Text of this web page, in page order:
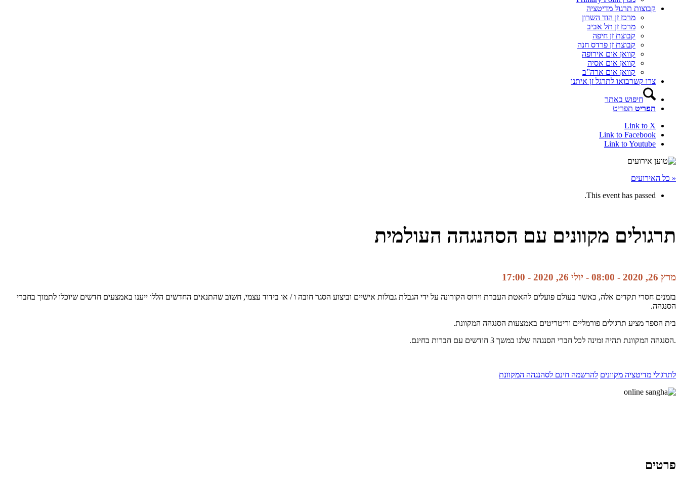
קבוצות תרגול מדיטציה
מרכז זן הוד השרון
מרכז זן תל אביב
קבוצת זן חיפה
קבוצת זן פרדס חנה
קוואן אום אירופה
קוואן אום אסיה
קוואן אום ארה”ב
צרו קשרבואו לתרגל זן איתנו
חיפוש באתר
תפריט תפריט
Link to X
Link to Facebook
Link to Youtube
« כל האירועים
This event has passed.
תרגולים מקוונים עם הסהנגהה העולמית
מרץ 26, 2020 - 08:00 - יולי 26, 2020 - 17:00
בזמנים חסרי תקדים אלה, כאשר בעולם פועלים להאטת העברת וירוס הקורונה על ידי הגבלת גבולות אישיים וביצוע הסגר חובה ו / או בידוד עצמי, חשוב שהתנאים החדשים הללו ייענו באמצעים חדשים שיוכלו לתמוך בחברי
הסנגהה.
בית הספר מציע תרגולים פורמליים וריטריטים באמצעות הסנגהה המקוונת.
.הסנגהה המקוונת תהיה זמינה לכל חברי הסנגהה שלנו במשך 3 חודשים עם חברות בחינם.
לתרגולי מדיטציה מקוונים להרשמה חינם לסהנגהה המקוונת
פרטים